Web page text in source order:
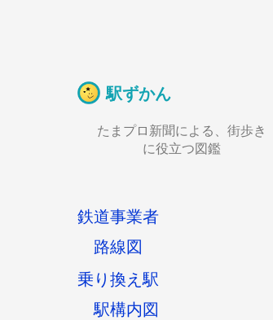
駅ずかん
たまプロ新聞による、街歩き
に役立つ図鑑
鉄道事業者
路線図
乗り換え駅
駅構内図